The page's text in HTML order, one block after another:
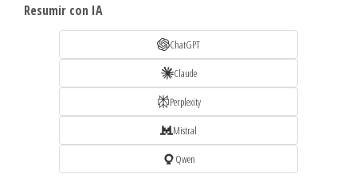
Resumir con IA
ChatGPT
Claude
Perplexity
Mistral
Qwen